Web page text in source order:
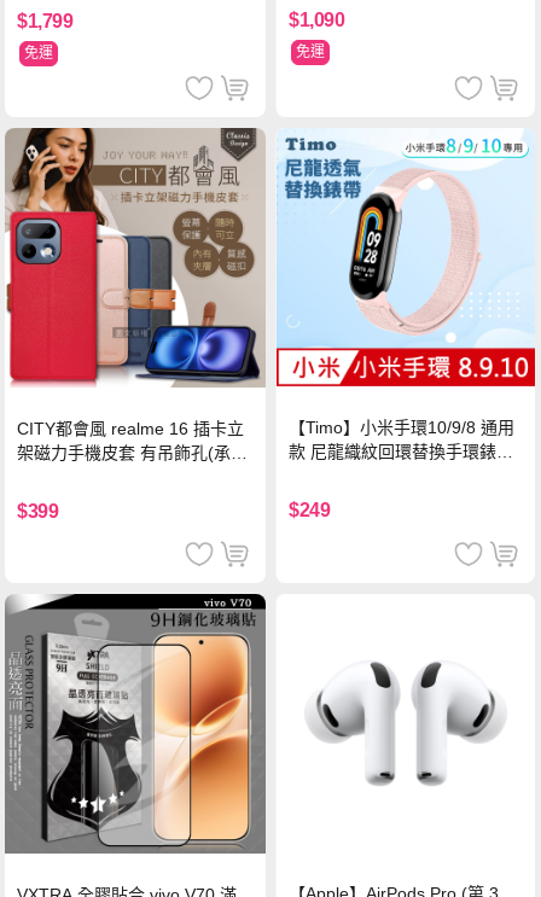
$1,799
免運
$1,090
免運
CITY都會風 realme 16 插卡立
架磁力手機皮套 有吊飾孔(承諾
$399
【Timo】小米手環10/9/8 通用
款 尼龍織紋回環替換手環錶帶-
$249
【Apple】AirPods Pro (第 3